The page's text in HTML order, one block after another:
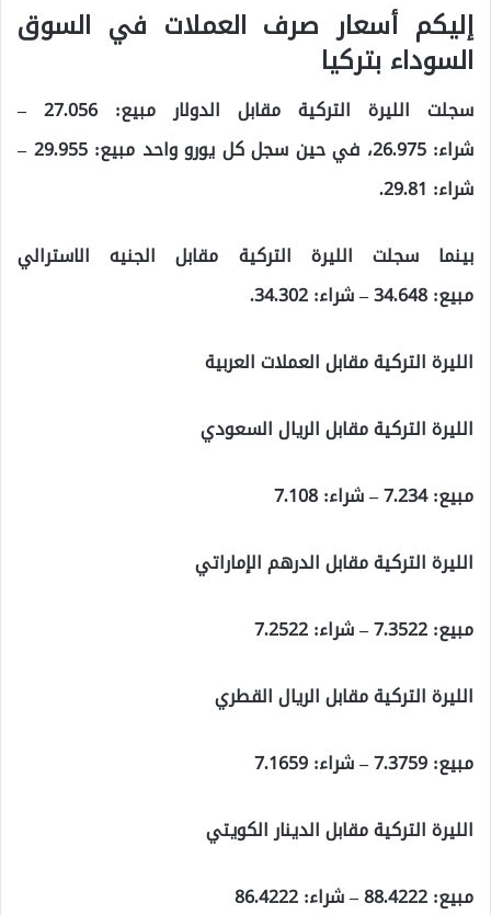
إليكم أسعار صرف العملات في السوق
السوداء بتركيا
سجلت الليرة التركية مقابل الدولار مبيع: 27.056
–
شراء:26.975، في حين سجل كل يورو واحد مبيع:29.955
–
شراء: 29.81
.
بينما سجلت الليرة التركية مقابل الجنيه الاسترالي
مبيع:34.648– شراء:34.302
.
الليرة التركية مقابل العملات العربية
الليرة التركية مقابل الريال السعودي
مبيع:7.234– شراء:7.108
الليرة التركية مقابل الدرهم الإماراتي
مبيع:7.3522– شراء:7.2522
الليرة التركية مقابل الريال القطري
مبيع:7.3759– شراء:7.1659
الليرة التركية مقابل الدينار الكويتي
مبيع:88.4222– شراء:86.4222